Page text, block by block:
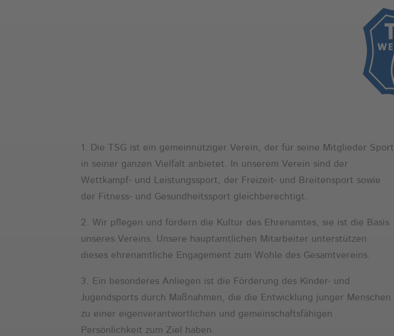
1. Die TSG ist ein gemeinnütziger Verein, der für seine Mitglieder Sport
in seiner ganzen Vielfalt anbietet. In unserem Verein sind der
Wettkampf- und Leistungssport, der Freizeit- und Breitensport sowie
der Fitness- und Gesundheitssport gleichberechtigt.
2. Wir pflegen und fördern die Kultur des Ehrenamtes, sie ist die Basis
unseres Vereins. Unsere hauptamtlichen Mitarbeiter unterstützen
dieses ehrenamtliche Engagement zum Wohle des Gesamtvereins.
3. Ein besonderes Anliegen ist die Förderung des Kinder- und
Jugendsports durch Maßnahmen, die die Entwicklung junger Menschen
zu einer eigenverantwortlichen und gemeinschaftsfähigen
Persönlichkeit zum Ziel haben.